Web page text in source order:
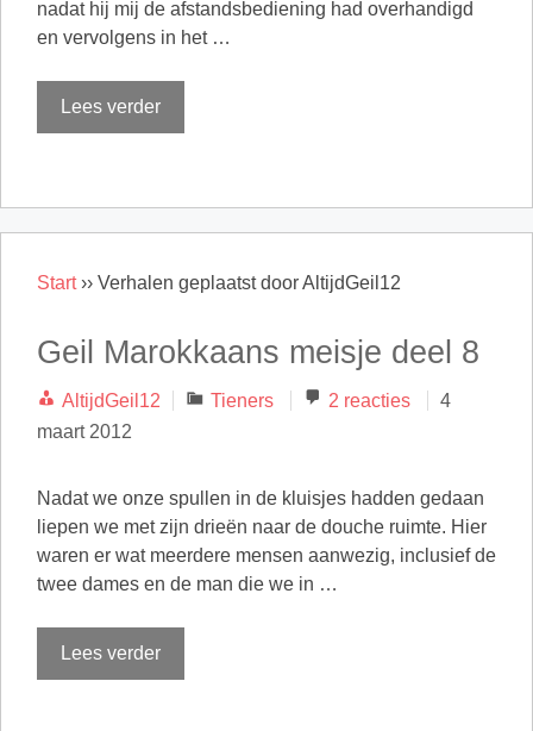
nadat hij mij de afstandsbediening had overhandigd
en vervolgens in het …
Lees verder
Start›› Verhalen geplaatst door AltijdGeil12
Geil Marokkaans meisje deel 8
AltijdGeil12 Categorieën
Tieners 2 reacties
4
maart 2012
Nadat we onze spullen in de kluisjes hadden gedaan
liepen we met zijn drieën naar de douche ruimte. Hier
waren er wat meerdere mensen aanwezig, inclusief de
twee dames en de man die we in …
Lees verder